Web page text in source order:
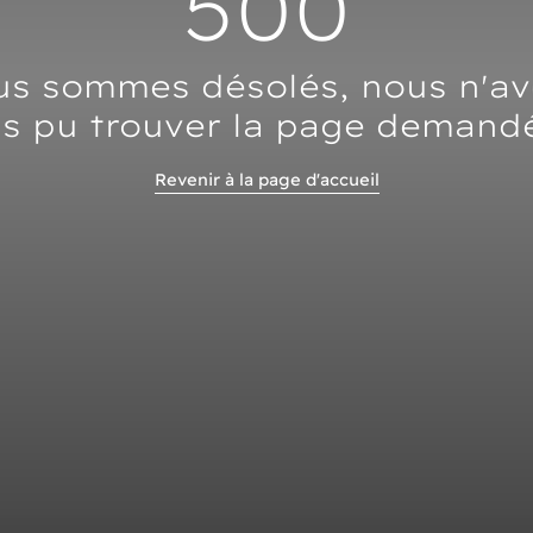
sommes désolés, nous
pu trouver la page
Revenir à la page d'accueil